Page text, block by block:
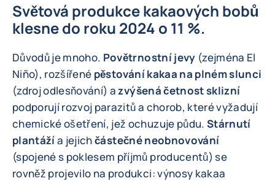
Světová produkce kakaových bobů
klesne do roku 2024 o 11 %.
Důvodů je mnoho. Povětrnostní jevy (zejména El
Niño), rozšířené pěstování kakaa na plném slunci
(zdroj odlesňování) azvýšená četnost sklizní
podporují rozvoj parazitů a chorob, které vyžadují
chemické ošetření, jež ochuzuje půdu. Stárnutí
plantážía jejichčástečné neobnovování
(spojené s poklesem příjmů producentů) se
rovněž projevilo na produkci: výnosy kakaa